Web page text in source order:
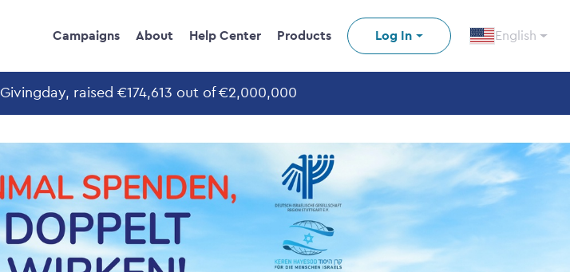
Campaigns About Help Center Products Log In English
Givingday, raised €174,613 out of €2,000,000